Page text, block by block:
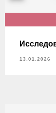
13.01.2026